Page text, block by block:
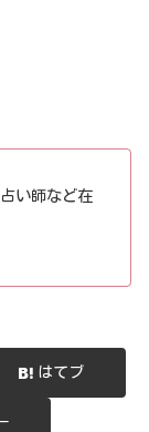
い師など在
はてブ